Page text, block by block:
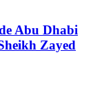
Abu Dhabi
Zayed